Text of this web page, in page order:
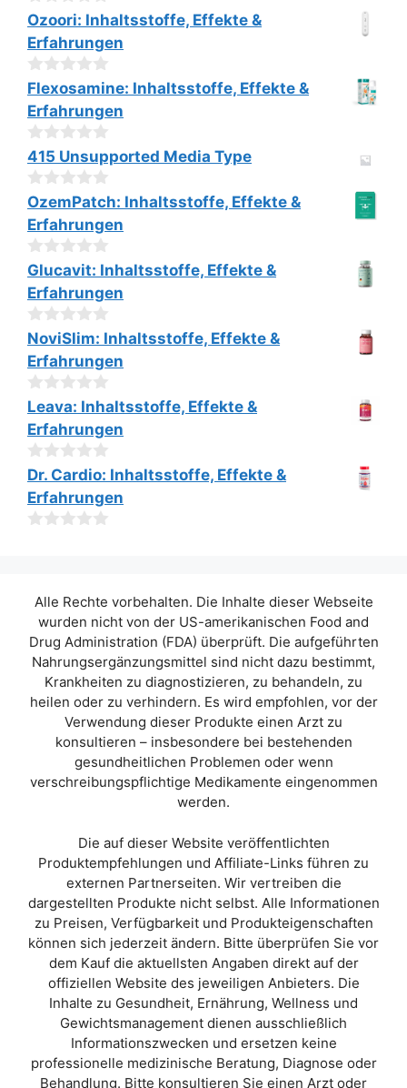
0
v
o
n
5
Ozoori: Inhaltsstoffe, Effekte &
Erfahrungen
0
v
o
n
5
Flexosamine: Inhaltsstoffe, Effekte &
Erfahrungen
0
v
o
n
5
415 Unsupported Media Type
0
v
o
n
5
OzemPatch: Inhaltsstoffe, Effekte &
Erfahrungen
0
v
o
n
5
Glucavit: Inhaltsstoffe, Effekte &
Erfahrungen
0
v
o
n
5
NoviSlim: Inhaltsstoffe, Effekte &
Erfahrungen
0
v
o
n
5
Leava: Inhaltsstoffe, Effekte &
Erfahrungen
0
v
o
n
Dr. Cardio: Inhaltsstoffe, Effekte &
Erfahrungen
5Alle Rechte vorbehalten. Die Inhalte dieser Webseite
wurden nicht von der US-amerikanischen Food and
Drug Administration (FDA) überprüft. Die aufgeführten
Nahrungsergänzungsmittel sind nicht dazu bestimmt,
Krankheiten zu diagnostizieren, zu behandeln, zu
heilen oder zu verhindern. Es wird empfohlen, vor der
Verwendung dieser Produkte einen Arzt zu
konsultieren – insbesondere bei bestehenden
gesundheitlichen Problemen oder wenn
verschreibungspflichtige Medikamente eingenommen
werden.
Die auf dieser Website veröffentlichten
Produktempfehlungen und Affiliate-Links führen zu
externen Partnerseiten. Wir vertreiben die
dargestellten Produkte nicht selbst. Alle Informationen
zu Preisen, Verfügbarkeit und Produkteigenschaften
können sich jederzeit ändern. Bitte überprüfen Sie vor
dem Kauf die aktuellsten Angaben direkt auf der
offiziellen Website des jeweiligen Anbieters. Die
Inhalte zu Gesundheit, Ernährung, Wellness und
Gewichtsmanagement dienen ausschließlich
Informationszwecken und ersetzen keine
professionelle medizinische Beratung, Diagnose oder
Behandlung. Bitte konsultieren Sie einen Arzt oder